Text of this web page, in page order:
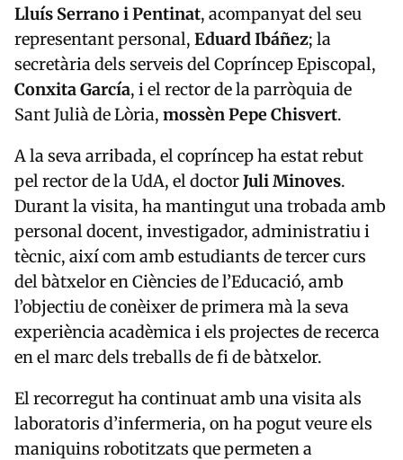
Lluís Serrano i Pentinat, acompanyat del seu
representant personal, Eduard Ibáñez; la
secretària dels serveis del Copríncep Episcopal,
Conxita García, i el rector de la parròquia de
Sant Julià de Lòria, mossèn Pepe Chisvert.
A la seva arribada, el copríncep ha estat rebut
pel rector de la UdA, el doctorJuli Minoves.
Durant la visita, ha mantingut una trobada amb
personal docent, investigador, administratiu i
tècnic, així com amb estudiants de tercer curs
del bàtxelor en Ciències de l’Educació, amb
l’objectiu de conèixer de primera mà la seva
experiència acadèmica i els projectes de recerca
en el marc dels treballs de fi de bàtxelor.
El recorregut ha continuat amb una visita als
laboratoris d’infermeria, on ha pogut veure els
maniquins robotitzats que permeten a